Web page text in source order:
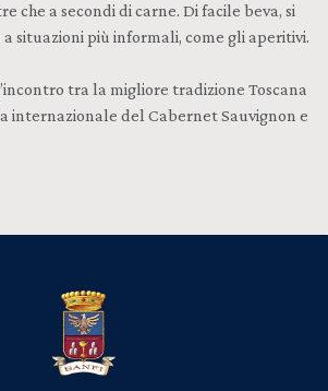
che a secondi di carne. Di facile beva, si
situazioni più informali, come gli aperitivi.
tra la migliore tradizione Toscana
internazionale del Cabernet Sauvignon e